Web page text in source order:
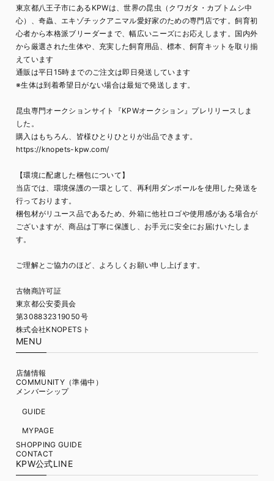
東京都八王子市にあるKPWは、世界の昆虫（クワガタ・カブトムシ中
心）、奇蟲、エキゾチックアニマル愛好家のための専門店です。飼育初
心者から本格派ブリーダーまで、幅広いニーズにお応えします。国内外
から厳選された生体や、充実した飼育用品、標本、飼育キットを取り揃
えています
通販は平日15時までのご注文は即日発送しています
※生体は到着希望日がない場合は最短で発送します。
昆虫専門オークションサイト『KPWオークション』プレリリースしま
した。
購入はもちろん、皆様ひとりひとりが出品できます。
https://knopets-kpw.com/
【環境に配慮した梱包について】
当店では、環境保護の一環として、再利用ダンボールを使用した発送を
行っております。
梱包材がリユース品であるため、外箱に他社ロゴや使用感がある場合が
ございますが、商品は丁寧に保護し、お手元に安全にお届けいたしま
す。
ご理解とご協力のほど、よろしくお願い申し上げます。
古物商許可証
東京都公安委員会
第308832319050号
株式会社KNOPETSト
MENU
店舗情報
COMMUNITY（準備中）
メンバーシップ
GUIDE
MYPAGE
SHOPPING GUIDE
CONTACT
KPW公式LINE